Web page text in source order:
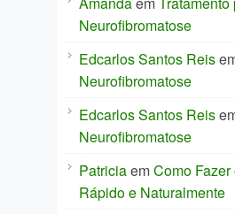
Neurofibromatose
Edcarlos Santos Reis
Neurofibromatose
Edcarlos Santos Reis
Neurofibromatose
PatriciaemComo Fazer
Rápido e Naturalmente